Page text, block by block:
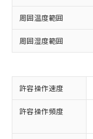
周囲温度範囲
周囲湿度範囲
許容操作速度
許容操作頻度